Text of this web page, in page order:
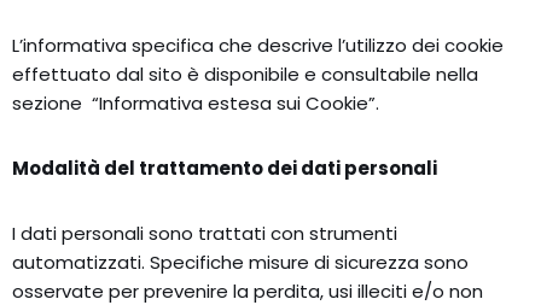
L’informativa specifica che descrive l’utilizzo dei cookie
effettuato dal sito è disponibile e consultabile nella
sezione “Informativa estesa sui Cookie”.
Modalità del trattamento dei dati personali
I dati personali sono trattati con strumenti
automatizzati. Specifiche misure di sicurezza sono
osservate per prevenire la perdita, usi illeciti e/o non